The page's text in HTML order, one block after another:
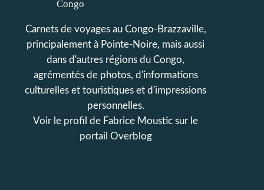
Carnets de voyages au Congo-Brazzaville,
principalement à Pointe-Noire, mais aussi
dans d'autres régions du Congo,
agrémentés de photos, d'informations
culturelles et touristiques et d'impressions
personnelles.
Voir le profil de Fabrice Moustic sur le
portail Overblog